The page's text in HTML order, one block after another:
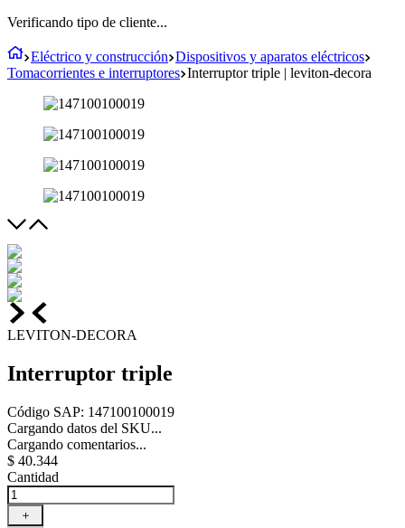
Verificando tipo de cliente...
Eléctrico y construcción Dispositivos y aparatos eléctricos
Tomacorrientes e interruptores Interruptor triple | leviton-decora
LEVITON-DECORA
Interruptor triple
Código SAP: 147100100019
Cargando datos del SKU...
Cargando comentarios...
$ 40.344
Cantidad
＋